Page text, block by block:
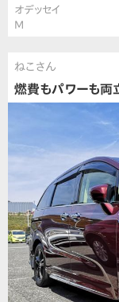
オデッセイ
M
ねこさん
燃費もパワーも両